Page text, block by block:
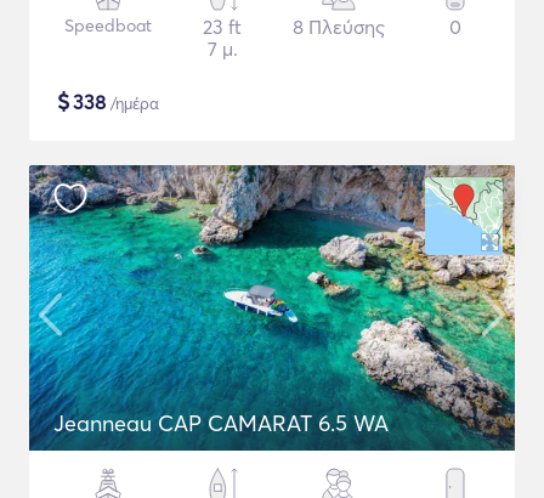
Speedboat
23 ft
7 μ.
8 Πλεύσης 0
$338 /ημέρα
Jeanneau CAP CAMARAT 6.5 WA